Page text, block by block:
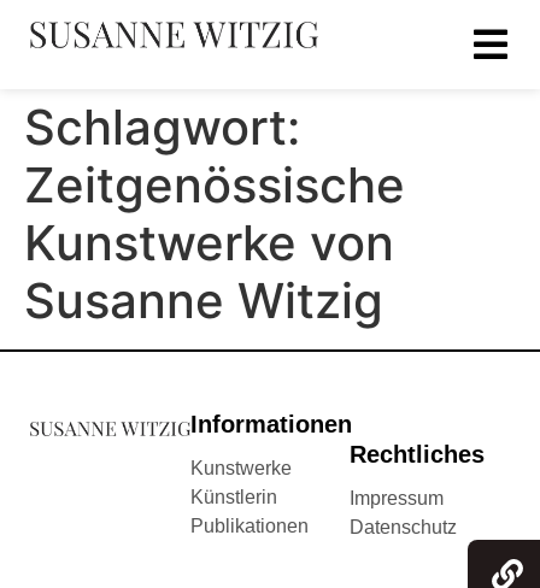
Schlagwort:
Zeitgenössische
Kunstwerke von
Susanne Witzig
Informationen
Kunstwerke
Künstlerin
Publikationen
Rechtliches
Impressum
Datenschutz